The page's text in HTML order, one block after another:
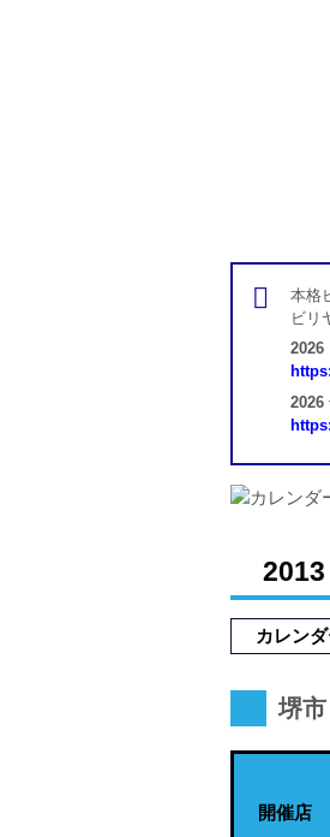
本格
ビリ
2026
2026
2013
カレン
堺
開催店